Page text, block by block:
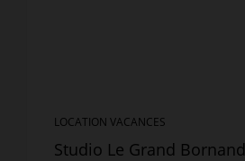
LOCATION VACANCES
Studio Le Grand Bornand